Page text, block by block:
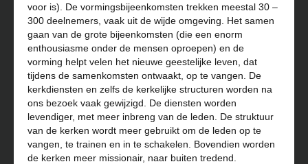
voor is). De vormingsbijeenkomsten trekken meestal 30 –
300 deelnemers, vaak uit de wijde omgeving. Het samen
gaan van de grote bijeenkomsten (die een enorm
enthousiasme onder de mensen oproepen) en de
vorming helpt velen het nieuwe geestelijke leven, dat
tijdens de samenkomsten ontwaakt, op te vangen. De
kerkdiensten en zelfs de kerkelijke structuren worden na
ons bezoek vaak gewijzigd. De diensten worden
levendiger, met meer inbreng van de leden. De struktuur
van de kerken wordt meer gebruikt om de leden op te
vangen, te trainen en in te schakelen. Bovendien worden
de kerken meer missionair, naar buiten tredend.